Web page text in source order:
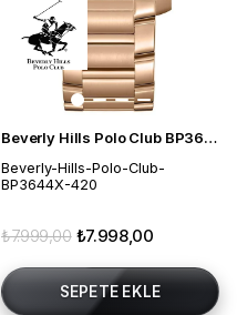
Beverly Hills Polo Club BP3644X.420 Kadın Kol Saati
Beverly-Hills-Polo-Club-
BP3644X-420
₺7.998,00
₺7.999,00
SEPETE EKLE